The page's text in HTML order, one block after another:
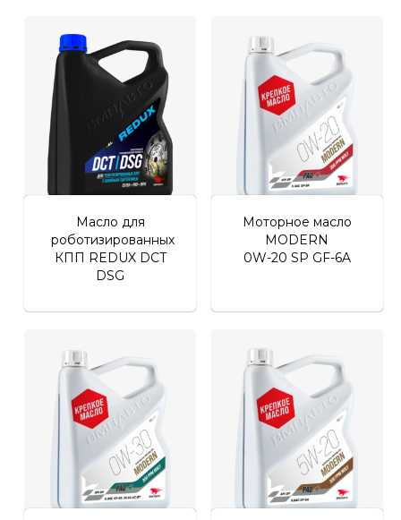
Масло для
роботизированных
КПП REDUX DCT
DSG
Моторное масло
MODERN
0W-20 SP GF-6A